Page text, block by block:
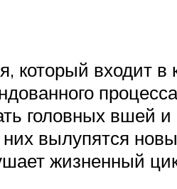
который входит в
головных вшей и
них вылупятся
жизненный